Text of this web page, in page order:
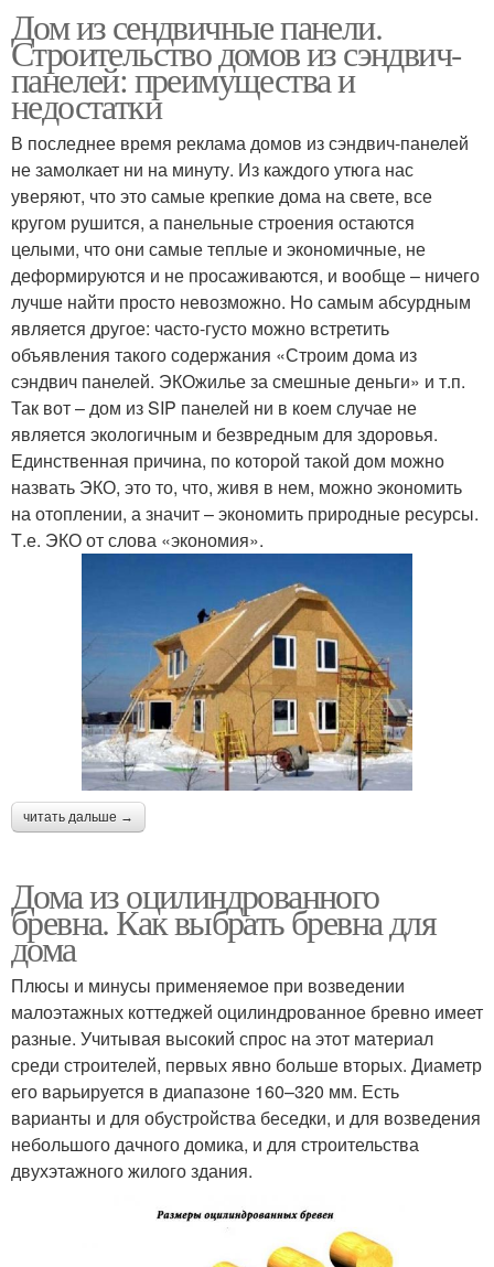
Дом из сендвичные панели.
Строительство домов из сэндвич-
панелей: преимущества и
недостатки
В последнее время реклама домов из сэндвич-панелей
не замолкает ни на минуту. Из каждого утюга нас
уверяют, что это самые крепкие дома на свете, все
кругом рушится, а панельные строения остаются
целыми, что они самые теплые и экономичные, не
деформируются и не просаживаются, и вообще – ничего
лучше найти просто невозможно. Но самым абсурдным
является другое: часто-густо можно встретить
объявления такого содержания «Строим дома из
сэндвич панелей. ЭКОжилье за смешные деньги» и т.п.
Так вот – дом из SIP панелей ни в коем случае не
является экологичным и безвредным для здоровья.
Единственная причина, по которой такой дом можно
назвать ЭКО, это то, что, живя в нем, можно экономить
на отоплении, а значит – экономить природные ресурсы.
Т.е. ЭКО от слова «экономия».
читать дальше →
Дома из оцилиндрованного
бревна. Как выбрать бревна для
дома
Плюсы и минусы применяемое при возведении
малоэтажных коттеджей оцилиндрованное бревно имеет
разные. Учитывая высокий спрос на этот материал
среди строителей, первых явно больше вторых. Диаметр
его варьируется в диапазоне 160–320 мм. Есть
варианты и для обустройства беседки, и для возведения
небольшого дачного домика, и для строительства
двухэтажного жилого здания.